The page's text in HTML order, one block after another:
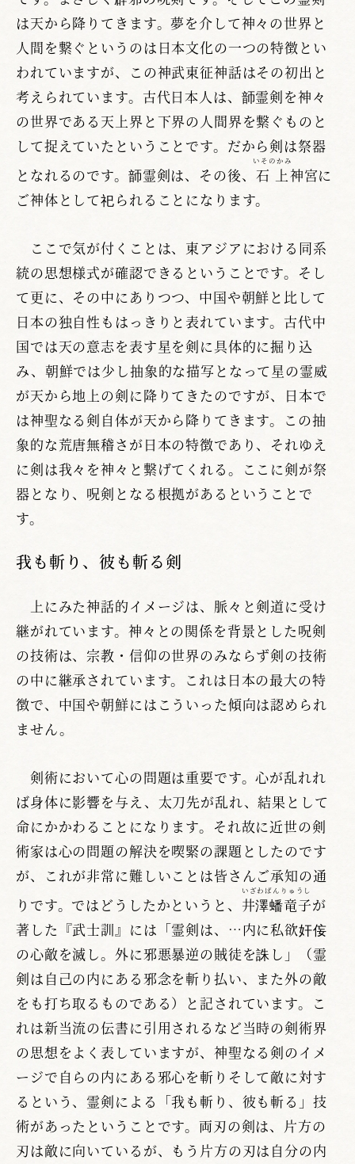
は天から降りてきます。夢を介して神々の世界と
人間を繋ぐというのは日本文化の一つの特徴とい
われていますが、この神武東征神話はその初出と
考えられています。古代日本人は、韴霊剣を神々
の世界である天上界と下界の人間界を繋ぐものと
して捉えていたということです。だから剣は祭器
となれるのです。韴霊剣は、その後、 石上
いそのかみ
神宮に
ご神体として祀られることになります。
ここで気が付くことは、東アジアにおける同系
統の思想様式が確認できるということです。そし
て更に、その中にありつつ、中国や朝鮮と比して
日本の独自性もはっきりと表れています。古代中
国では天の意志を表す星を剣に具体的に掘り込
み、朝鮮では少し抽象的な描写となって星の霊威
が天から地上の剣に降りてきたのですが、日本で
は神聖なる剣自体が天から降りてきます。この抽
象的な荒唐無稽さが日本の特徴であり、それゆえ
に剣は我々を神々と繋げてくれる。ここに剣が祭
器となり、呪剣となる根拠があるということで
す。
我も斬り、彼も斬る剣
上にみた神話的イメージは、脈々と剣道に受け
継がれています。神々との関係を背景とした呪剣
の技術は、宗教・信仰の世界のみならず剣の技術
の中に継承されています。これは日本の最大の特
徴で、中国や朝鮮にはこういった傾向は認められ
ません。
剣術において心の問題は重要です。心が乱れれ
ば身体に影響を与え、太刀先が乱れ、結果として
命にかかわることになります。それ故に近世の剣
術家は心の問題の解決を喫緊の課題としたのです
が、これが非常に難しいことは皆さんご承知の通
りです。ではどうしたかというと、 井澤蟠竜子
いざわばんりゅうし
が
著した『武士訓』には「霊剣は、…内に私欲奸侫
の心敵を滅し。外に邪悪暴逆の賊徒を誅し」（霊
剣は自己の内にある邪念を斬り払い、また外の敵
をも打ち取るものである）と記されています。こ
れは新当流の伝書に引用されるなど当時の剣術界
の思想をよく表していますが、神聖なる剣のイメ
ージで自らの内にある邪心を斬りそして敵に対す
るという、霊剣による「我も斬り、彼も斬る」技
術があったということです。両刃の剣は、片方の
刃は敵に向いているが、もう片方の刃は自分の内